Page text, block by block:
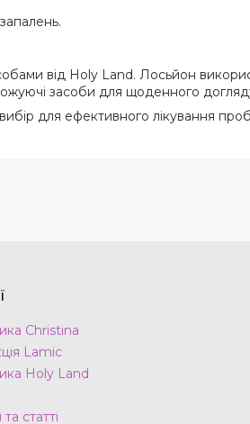
від Holy Land. Лосьйон
засоби для щоденного
для ефективного лікування
Christina
Lamic
Holy Land
статті